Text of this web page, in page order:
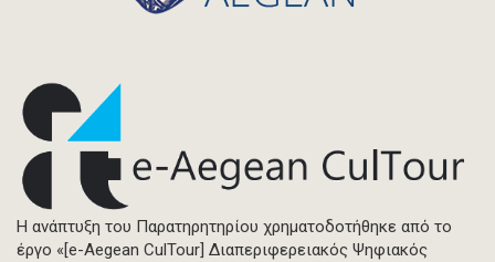
Η ανάπτυξη του Παρατηρητηρίου χρηματοδοτήθηκε από το
έργο «[e-Aegean CulTour] Διαπεριφερειακός Ψηφιακός